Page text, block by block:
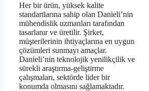
Her bir ürün, yüksek kalite
standartlarına sahip olan Danieli’nin
mühendislik uzmanları tarafından
tasarlanır ve üretilir. Şirket,
müşterilerinin ihtiyaçlarına en uygun
çözümleri sunmayı amaçlar.
Danieli’nin teknolojik yenilikçilik ve
sürekli araştırma-geliştirme
çalışmaları, sektörde lider bir
konumda olmasını sağlamaktadır.